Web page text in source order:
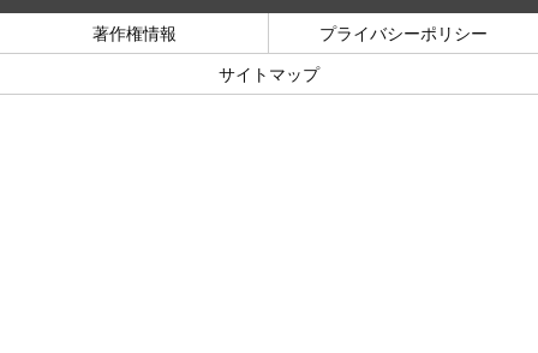
著作権情報 プライバシーポリシー
サイトマップ